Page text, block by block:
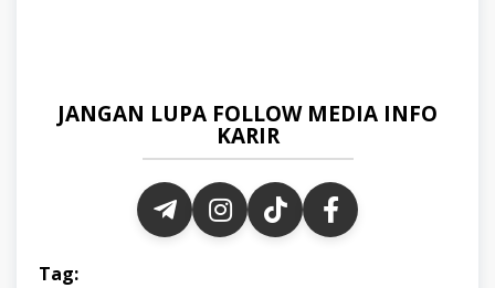
JANGAN LUPA FOLLOW MEDIA INFO
KARIR
Tag: